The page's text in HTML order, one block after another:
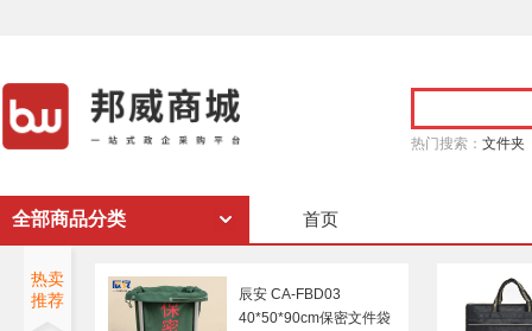
热门搜索： 文件夹
全部商品分类 首页
热卖
推荐
辰安 CA-FBD03
40*50*90cm保密文件袋